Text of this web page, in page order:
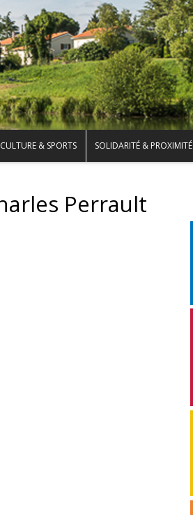
CULTURE & SPORTS SOLIDARITÉ & PROXIMITÉ
Perrault